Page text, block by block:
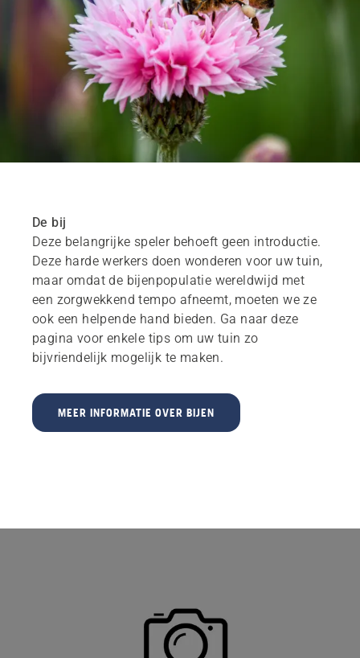
De bij
Deze belangrijke speler behoeft geen introductie.
Deze harde werkers doen wonderen voor uw tuin,
maar omdat de bijenpopulatie wereldwijd met
een zorgwekkend tempo afneemt, moeten we ze
ook een helpende hand bieden. Ga naar deze
pagina voor enkele tips om uw tuin zo
bijvriendelijk mogelijk te maken.
MEER INFORMATIE OVER BIJEN